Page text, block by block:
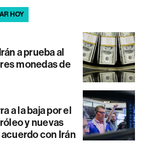
HOY
a prueba al
monedas de
a la baja por el
y nuevas
con Irán